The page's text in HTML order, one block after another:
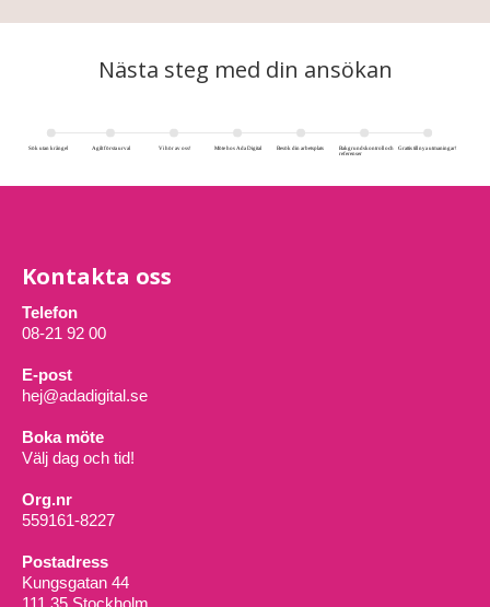
Nästa steg med din ansökan
Kontakta oss
Telefon
08-21 92 00
E-post
hej@adadigital.se
Boka möte
Välj dag och tid!
Org.nr
559161-8227
Postadress
Kungsgatan 44